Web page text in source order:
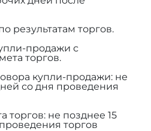
результатам торгов.
продажи с
торгов.
купли-продажи: не
со дня проведения
торгов: не позднее 15
торгов